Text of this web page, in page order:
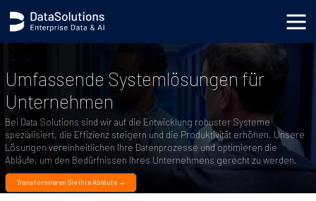
url('https://s3.datasolutions.com/ellipse.png'); background-position: bottom -90vh right -50vw;
background-repeat: no-repeat; background-size: cover; }
Umfassende Systemlösungen für
Unternehmen
Bei Data Solutions sind wir auf die Entwicklung robuster Systeme
spezialisiert, die Effizienz steigern und die Produktivität erhöhen. Unsere
Lösungen vereinheitlichen Ihre Datenprozesse und optimieren die
Abläufe, um den Bedürfnissen Ihres Unternehmens gerecht zu werden.
Transformieren Sie Ihre Abläufe →